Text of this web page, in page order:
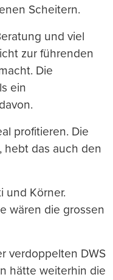
Scheitern.
und viel
zur führenden
Die
ein
profitieren. Die
hebt das auch den
und Körner.
wären die grossen
verdoppelten DWS
hätte weiterhin die